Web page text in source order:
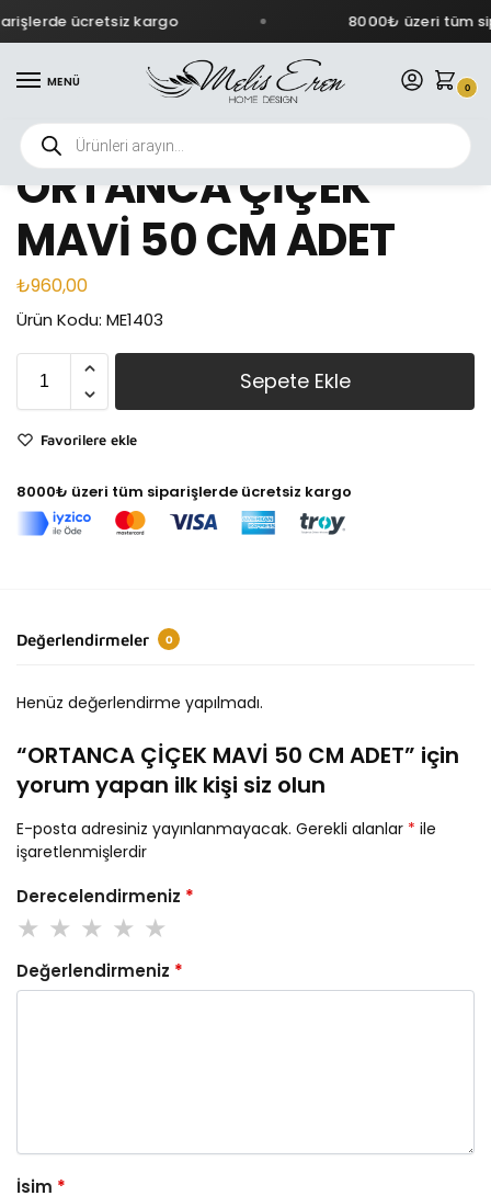
ücretsiz kargo 8000₺ üzeri tüm
MENÜ 0
ORTANCA ÇİÇEK
MAVİ 50 CM ADET
₺960,00
Ürün Kodu: ME1403
Sepete Ekle
Favorilere ekle
8000₺ üzeri tüm siparişlerde ücretsiz kargo
Değerlendirmeler 0
Henüz değerlendirme yapılmadı.
“ORTANCA ÇİÇEK MAVİ 50 CM ADET” için
yorum yapan ilk kişi siz olun
E-posta adresiniz yayınlanmayacak. Gerekli alanlar * ile
işaretlenmişlerdir
Derecelendirmeniz *
Değerlendirmeniz *
İsim *